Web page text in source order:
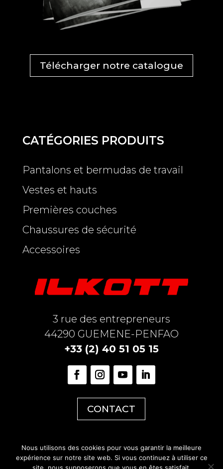
Télécharger notre catalogue
CATÉGORIES PRODUITS
Pantalons et bermudas de travail
Vestes et hauts
Premières couches
Chaussures de sécurité
Accessoires
3 rue des entrepreneurs
44290 GUEMENE-PENFAO
+33 (2) 40 51 05 15
CONTACT
Nous utilisons des cookies pour vous garantir la meilleure
expérience sur notre site web. Si vous continuez à utiliser ce